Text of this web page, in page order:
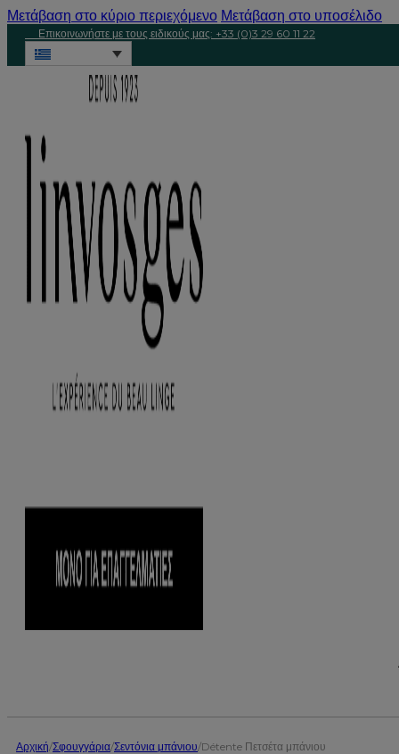
Μετάβαση στο κύριο περιεχόμενο Μετάβαση στο υποσέλιδο
Επικοινωνήστε με τους ειδικούς μας: +33 (0)3 29 60 11 22
Αρχική/Σφουγγάρια/Σεντόνια μπάνιου/Détente Πετσέτα μπάνιου